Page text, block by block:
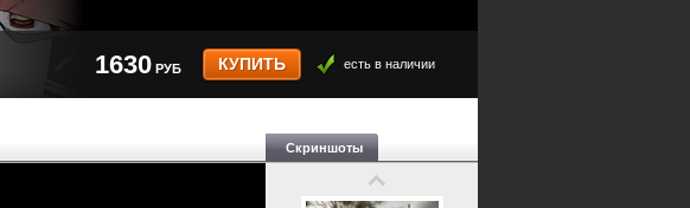
1630 РУБ КУПИТЬ есть в наличии
Скриншоты